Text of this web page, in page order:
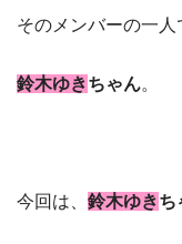
そのメンバーの一人
鈴木ゆきちゃん。
今回は、 鈴木ゆきち